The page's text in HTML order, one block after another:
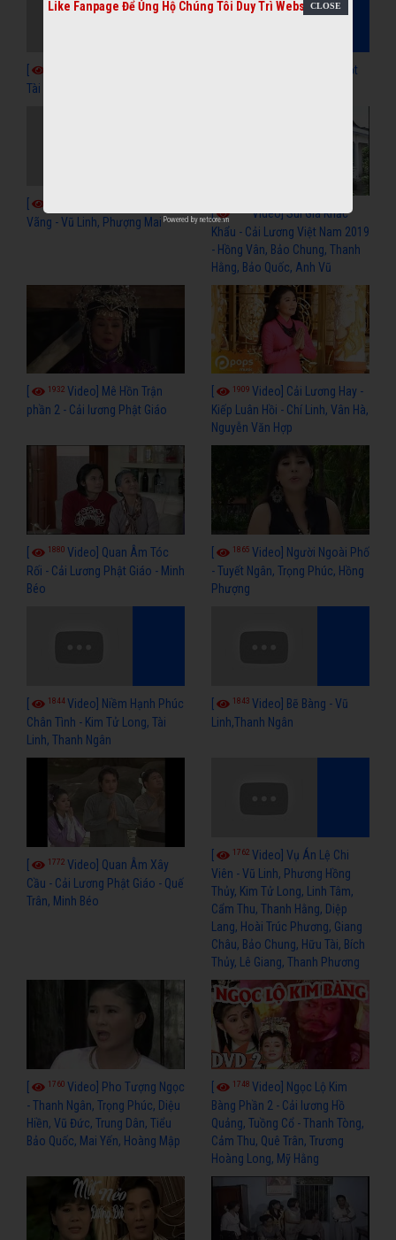
Tài Linh, Kim Tiểu Long
Video] Thân Phận Bọt
Vãng - Vũ Linh, Phượng Mai
[
Video] Sui Gia Khắc
Khẩu - Cải Lương Việt Nam 2019
- Hồng Vân, Bảo Chung, Thanh
Hằng, Bảo Quốc, Anh Vũ
1932 Video] Mê Hồn Trận
phần 2 - Cải lương Phật Giáo
1909 Video] Cải Lương Hay -
Kiếp Luân Hồi - Chí Linh, Vân Hà,
Nguyễn Văn Hợp
1880 Video] Quan Âm Tóc
Rối - Cải Lương Phật Giáo - Minh
Béo
1865 Video] Người Ngoài Phố
- Tuyết Ngân, Trọng Phúc, Hồng
Phượng
1844Video] Niềm Hạnh Phúc
Chân Tình - Kim Tử Long, Tài
Linh, Thanh Ngân
1843 Video] Bẽ Bàng - Vũ
Linh,Thanh Ngân
1772 Video] Quan Âm Xây
Cầu - Cải Lương Phật Giáo - Quế
Trân, Minh Béo
1762 Video] Vụ Án Lệ Chi
Viên - Vũ Linh, Phương Hồng
Thủy, Kim Tử Long, Linh Tâm,
Cẩm Thu, Thanh Hằng, Diệp
Lang, Hoài Trúc Phương, Giang
Châu, Bảo Chung, Hữu Tài, Bích
Thủy, Lê Giang, Thanh Phương
1760 Video] Pho Tượng Ngọc
- Thanh Ngân, Trọng Phúc, Diệu
Hiền, Vũ Đức, Trung Dân, Tiểu
Bảo Quốc, Mai Yến, Hoàng Mập
1748 Video] Ngọc Lộ Kim
Bàng Phần 2 - Cải lương Hồ
Quảng, Tuồng Cổ - Thanh Tòng,
Cảm Thu, Quê Trân, Trương
Hoàng Long, Mỹ Hằng
Like Fanpage Để Ủng Hộ Chúng Tôi Duy Trì Website
Powered by netcore.vn